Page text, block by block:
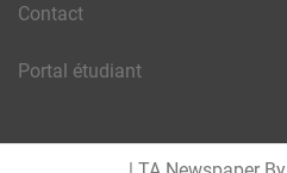
Contact
Portal étudiant